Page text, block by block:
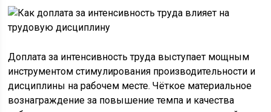
Доплата за интенсивность труда выступает мощным
инструментом стимулирования производительности и
дисциплины на рабочем месте. Чёткое материальное
вознаграждение за повышение темпа и качества